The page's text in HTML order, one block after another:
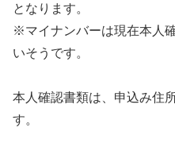
となります。
※マイナンバーは現在本人
いそうです。
本人確認書類は、申込み住
す。